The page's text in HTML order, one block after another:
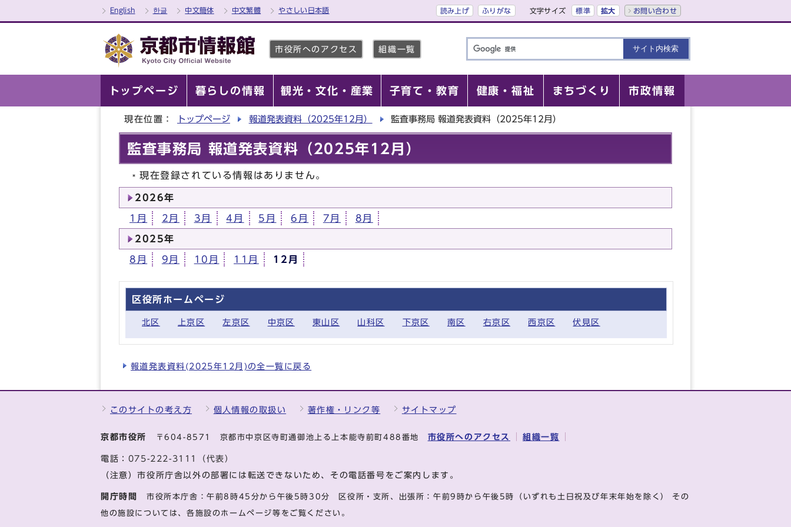
English 한글 中文簡体 中文繁體 やさしい日本語 読み上げ ふりがな 文字サイズ 標準 拡大 お問い合わせ
市役所へのアクセス 組織一覧
トップページ 暮らしの情報 観光・文化・産業 子育て・教育 健康・福祉 まちづくり 市政情報
現在位置： トップページ 報道発表資料（2025年12月） 監査事務局 報道発表資料（2025年12月）
監査事務局 報道発表資料（2025年12月）
現在登録されている情報はありません。
2026年
1月 2月 3月 4月 5月 6月 7月 8月
2025年
8月 9月 10月 11月 12月
区役所ホームページ
北区 上京区 左京区 中京区 東山区 山科区 下京区 南区 右京区 西京区 伏見区
報道発表資料(2025年12月)の全一覧に戻る
このサイトの考え方 個人情報の取扱い 著作権・リンク等 サイトマップ
京都市役所 〒604-8571 京都市中京区寺町通御池上る上本能寺前町488番地 市役所へのアクセス 組織一覧
電話： 075-222-3111（代表）
（注意）市役所庁舎以外の部署には転送できないため、その電話番号をご案内します。
開庁時間 市役所本庁舎：午前8時45分から午後5時30分 区役所・支所、出張所：午前9時から午後5時 （いずれも土日祝及び年末年始を除く） その
他の施設については、各施設のホームページ等をご覧ください。